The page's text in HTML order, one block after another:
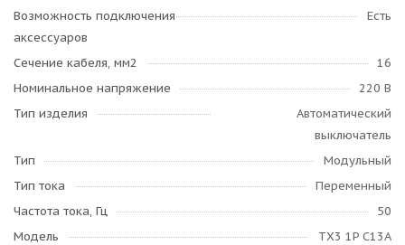
Возможность подключения
аксессуаров
Есть
Сечение кабеля, мм2
16
Номинальное напряжение
220 В
Тип изделия
Автоматический
выключатель
Тип
Модульный
Тип тока
Переменный
Частота тока, Гц
50
Модель
TX3 1P C13A